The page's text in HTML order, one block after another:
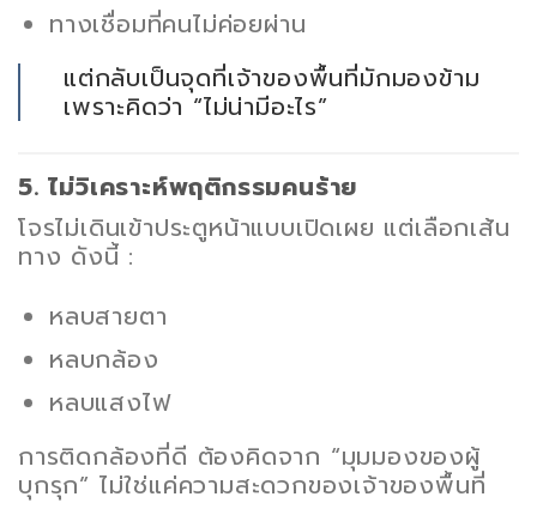
ทางเชื่อมที่คนไม่ค่อยผ่าน
แต่กลับเป็นจุดที่เจ้าของพื้นที่มักมองข้าม
เพราะคิดว่า “ไม่น่ามีอะไร”
5. ไม่วิเคราะห์พฤติกรรมคนร้าย
โจรไม่เดินเข้าประตูหน้าแบบเปิดเผย แต่เลือกเส้น
ทาง ดังนี้ :
หลบสายตา
หลบกล้อง
หลบแสงไฟ
การติดกล้องที่ดี ต้องคิดจาก “มุมมองของผู้
บุกรุก” ไม่ใช่แค่ความสะดวกของเจ้าของพื้นที่